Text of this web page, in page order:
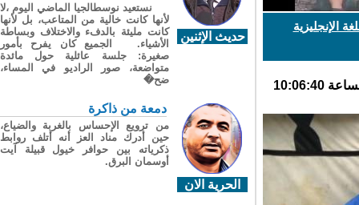
الإنجليزية
حديث الإثنين
نستعيد نوسطالجيا الماضي اليوم ،لا
لأنها كانت خالية من المتاعب، بل لأنها
كانت مليئة بالدفء والاختلاف وبساطة
الأشياء. الجميع كان يفرح بأمور
صغيرة: جلسة عائلية حول مائدة
متواضعة، صور الراديو في المساء،
ضح�
الحرية الان
دمعة من ذاكرة
من ترويع الإحساس بالغربة والضياع،
حين أدرك مناد العز أنه أتلف روابط
ذكرياته بين حوافر خيول قبيلة آيت
أوسمان البرق.